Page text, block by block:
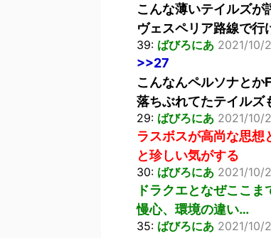
こんな薄いテイルズが
ヴェスペリア路線で行
39: ばびろにあ 2021/10/
>>27
こんなんペルソナとか
落ちぶれてたテイルズ
29: ばびろにあ 2021/10/
ラスボスが高尚な思想
と珍しい気がする
30: ばびろにあ 2021/10/
ドラクエとなぜここ
慢心、環境の違い…
35: ばびろにあ 2021/10/